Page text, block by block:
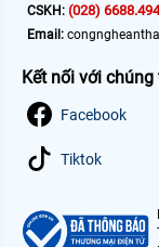
CSKH: (028)
Email:
Kết nối với chúng
Facebook
Tiktok